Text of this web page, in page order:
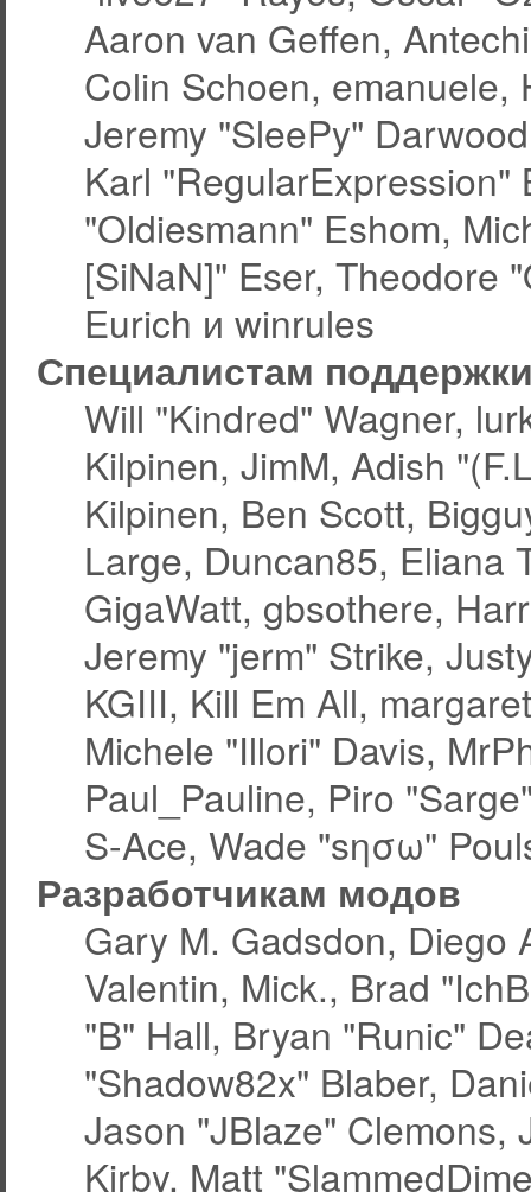
Aaron van Geffen,
Colin Schoen, emanuele,
Jeremy "SleePy"
Karl
"Oldiesmann" Eshom,
[SiNaN]" Eser, Theodore
Eurich и winrules
Специалистам
Will "Kindred" Wagner,
Kilpinen, JimM, Adish
Kilpinen, Ben Scott,
Large, Duncan85, Eliana
GigaWatt, gbsothere,
Jeremy "jerm" Strike,
KGIII, Kill Em All,
Michele "Illori" Davis,
Paul_Pauline, Piro
S-Ace, Wade "sησω"
Разработчикам модов
Gary M. Gadsdon, Diego
Valentin, Mick., Brad
"B" Hall, Bryan "Runic"
"Shadow82x" Blaber,
Jason "JBlaze"
Kirby, Matt